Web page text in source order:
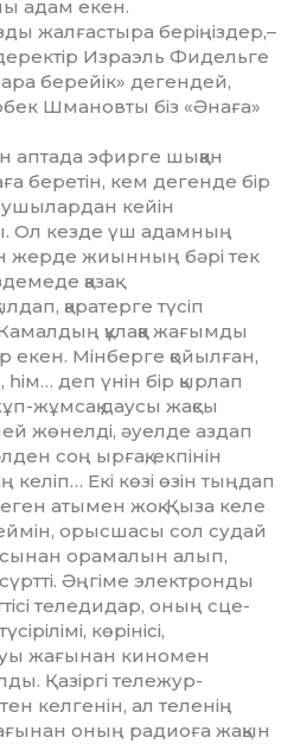
адам екен.
жал­ғастыра беріңіздер,–
Израэль Фидельге
берейік» дегендей,
Шмановты біз «Әнаға»
эфирге шыққан
беретін, кем дегенде бір
кейін
Ол кезде үш адамның
жерде жиынның бәрі тек
қазақ
қаратерге түсіп
құлаққа жағымды
екен. Мінберге қойылған,
һім… деп үнін бір қырлап
жұмсақ даусы жақсы
жөнелді, әуелде аздап
соң ырғақ, екпінін
келіп… Екі көзі өзін тыңдап
атымен жоқ. Қыза келе
орысшасы сол судай
орамалын ал­ып,
Әңгіме электронды
теледидар, оның сце­
көрінісі,
жағынан киномен
Қазіргі теле­жур­
кел­генін, ал теленің
оның радиоға жақын